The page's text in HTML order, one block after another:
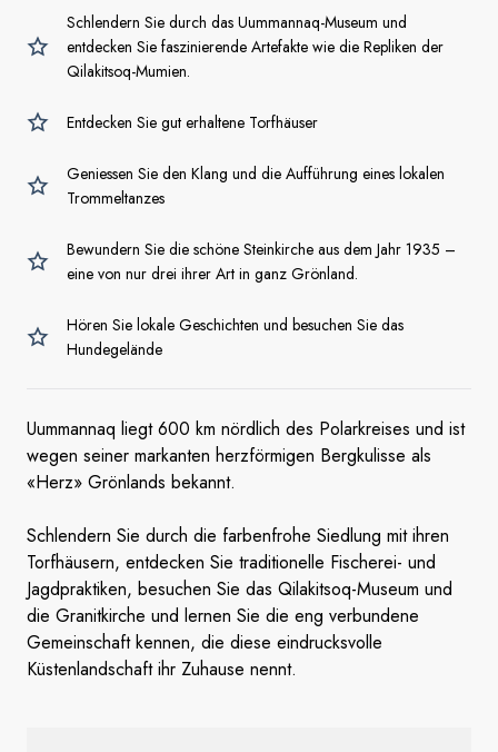
Schlendern Sie durch das Uummannaq-Museum und
entdecken Sie faszinierende Artefakte wie die Repliken der
Qilakitsoq-Mumien.
Entdecken Sie gut erhaltene Torfhäuser
Geniessen Sie den Klang und die Aufführung eines lokalen
Trommeltanzes
Bewundern Sie die schöne Steinkirche aus dem Jahr 1935 –
eine von nur drei ihrer Art in ganz Grönland.
Hören Sie lokale Geschichten und besuchen Sie das
Hundegelände
Uummannaq liegt 600 km nördlich des Polarkreises und ist
wegen seiner markanten herzförmigen Bergkulisse als
«Herz» Grönlands bekannt.
Schlendern Sie durch die farbenfrohe Siedlung mit ihren
Torfhäusern, entdecken Sie traditionelle Fischerei- und
Jagdpraktiken, besuchen Sie das Qilakitsoq-Museum und
die Granitkirche und lernen Sie die eng verbundene
Gemeinschaft kennen, die diese eindrucksvolle
Küstenlandschaft ihr Zuhause nennt.